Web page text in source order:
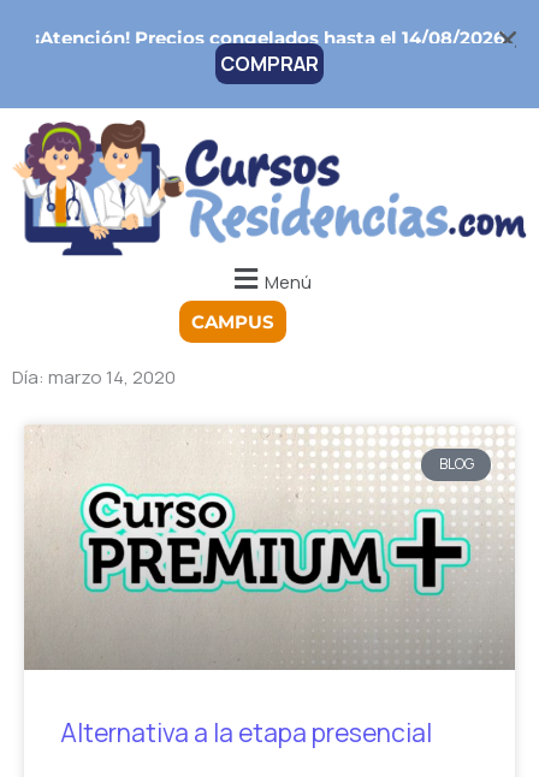
¡Atención!Precios congelados hasta el 14/08/2026
COMPRAR
Menú
CAMPUS
Día: marzo 14, 2020
BLOG
Alternativa a la etapa presencial